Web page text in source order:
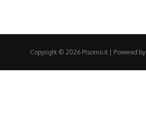
Copyright © 2026 Pisorno.it | Powered by